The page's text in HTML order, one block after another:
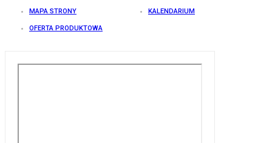
MAPA STRONY KALENDARIUM
OFERTA PRODUKTOWA